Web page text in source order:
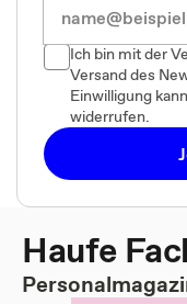
Ich bin mit der
Versand des
Einwilligung
widerrufen.
Haufe